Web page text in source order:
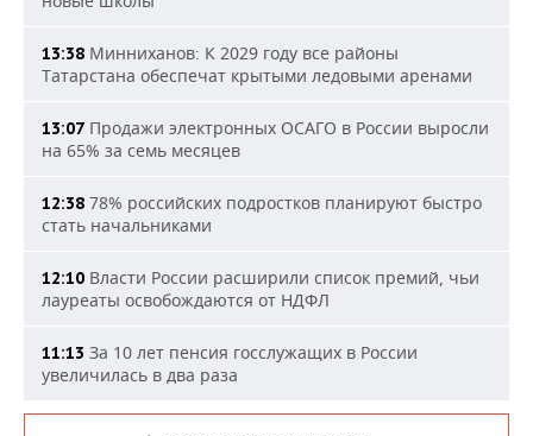
13:38 Минниханов: К 2029 году все районы
Татарстана обеспечат крытыми ледовыми аренами
13:07 Продажи электронных ОСАГО в России выросли
на 65% за семь месяцев
12:38 78% российских подростков планируют быстро
стать начальниками
12:10 Власти России расширили список премий, чьи
лауреаты освобождаются от НДФЛ
11:13 За 10 лет пенсия госслужащих в России
увеличилась в два раза